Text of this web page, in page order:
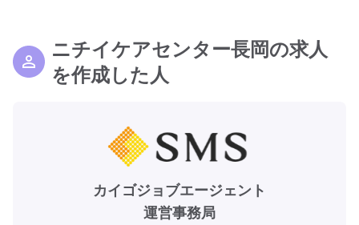
ニチイケアセンター長岡の求人
を作成した人
カイゴジョブエージェント
運営事務局